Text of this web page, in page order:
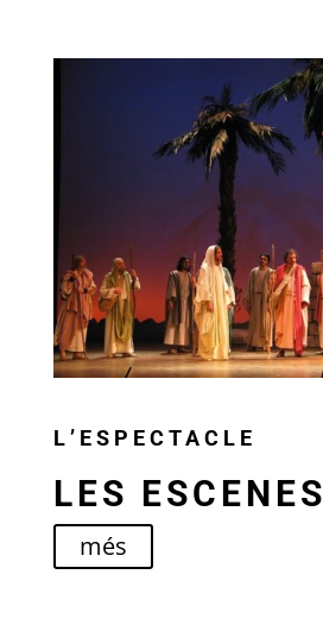
L’ESPECTACLE
LES ESCENES
més